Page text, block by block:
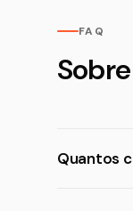
FAQ
Quantos